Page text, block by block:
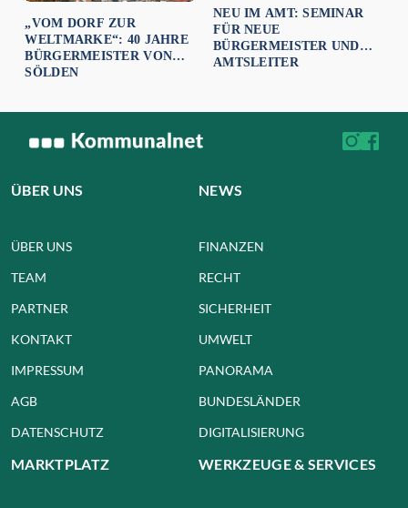
„VOM DORF ZUR
WELTMARKE“: 40 JAHRE
BÜRGERMEISTER VON
SÖLDEN
NEU IM AMT: SEMINAR
FÜR NEUE
BÜRGERMEISTER UND
AMTSLEITER
ÜBER UNS
ÜBER UNS
TEAM
PARTNER
KONTAKT
IMPRESSUM
AGB
DATENSCHUTZ
NEWS
FINANZEN
RECHT
SICHERHEIT
UMWELT
PANORAMA
BUNDESLÄNDER
DIGITALISIERUNG
MARKTPLATZ WERKZEUGE & SERVICES